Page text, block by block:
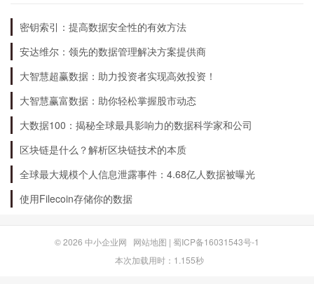
的生产流程严格按照国际标准进行，确保每个环节
都能达到最高标准。我们的客户遍布全球，我们将
继续致力于为客户提供高品质五金产品和优质服
务，满足客户不断增长的需求。
密钥索引：提高数据安全性的有效方法
安达维尔：领先的数据管理解决方案提供商
大智慧超赢数据：助力投资者实现高效投资！
大智慧赢富数据：助你轻松掌握股市动态
大数据100：揭秘全球最具影响力的数据科学家和公司
区块链是什么？解析区块链技术的本质
全球最大规模个人信息泄露事件：4.68亿人数据被曝光
使用Filecoin存储你的数据
© 2026 中小企业网 网站地图 | 蜀ICP备16031543号-1
本次加载用时：1.155秒